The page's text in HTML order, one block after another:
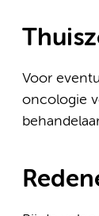
Voor
oncologie